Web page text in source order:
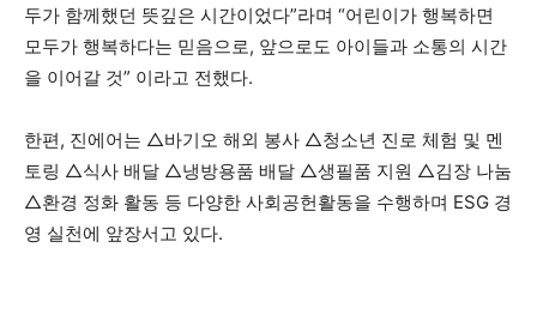
두가 함께했던 뜻깊은 시간이었다”라며 “어린이가 행복하면
모두가 행복하다는 믿음으로, 앞으로도 아이들과 소통의 시간
을 이어갈 것” 이라고 전했다.
한편, 진에어는 △바기오 해외 봉사 △청소년 진로 체험 및 멘
토링 △식사 배달 △냉방용품 배달 △생필품 지원 △김장 나눔
△환경 정화 활동 등 다양한 사회공헌활동을 수행하며 ESG 경
영 실천에 앞장서고 있다.